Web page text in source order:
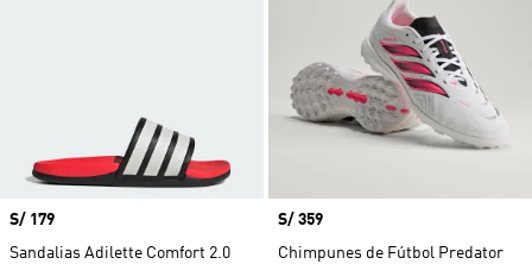
Precio
S/ 179
Sandalias Adilette Comfort 2.0
Precio
S/ 359
Chimpunes de Fútbol Predator